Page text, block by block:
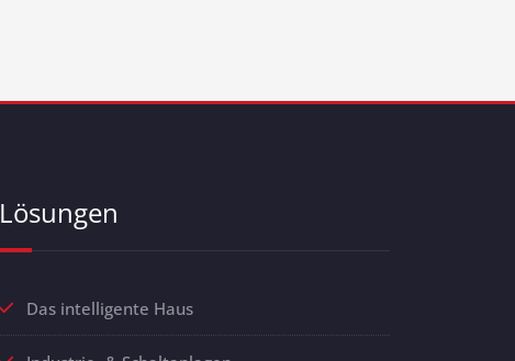
Lösungen
Das intelligente Haus